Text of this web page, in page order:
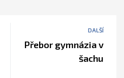
DALŠÍ
Přebor gymnázia v
šachu